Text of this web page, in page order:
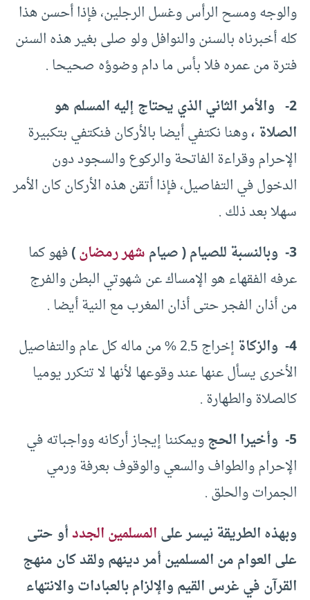
والوجه ومسح الرأس وغسل الرجلين، فإذا أحسن هذا
كله أخبرناه بالسنن والنوافل ولو صلى بغير هذه السنن
فترة من عمره فلا بأس ما دام وضوؤه صحيحا .
2- والأمر الثاني الذي يحتاج إليه المسلم هو
الصلاة ،وهنا نكتفي أيضا بالأركان فنكتفي بتكبيرة
الإحرام وقراءة الفاتحة والركوع والسجود دون
الدخول في التفاصيل، فإذا أتقن هذه الأركان كان الأمر
سهلا بعد ذلك .
3- وبالنسبة للصيام ( صيام
شهر رمضان)فهو كما
عرفه الفقهاء هو الإمساك عن شهوتي البطن والفرج
من أذان الفجر حتى أذان المغرب مع النية أيضا .
4- والزكاة
إخراج 2.5 % من ماله كل عام والتفاصيل
الأخرى يسأل عنها عند وقوعها لأنها لا تتكرر يوميا
كالصلاة والطهارة .
5- وأخيرا الحج
ويمكننا إيجاز أركانه وواجباته في
الإحرام والطواف والسعي والوقوف بعرفة ورمي
الجمرات والحلق .
وبهذه الطريقة نيسر علىالمسلمين الجددأو حتى
على العوام من المسلمين أمر دينهم ولقد كان منهج
القرآن في غرس القيم والإلزام بالعبادات والانتهاء